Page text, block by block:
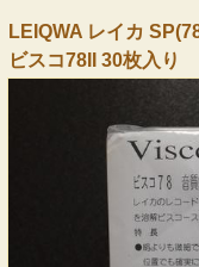
LEIQWA レイカ
ビスコ78II 30枚入り